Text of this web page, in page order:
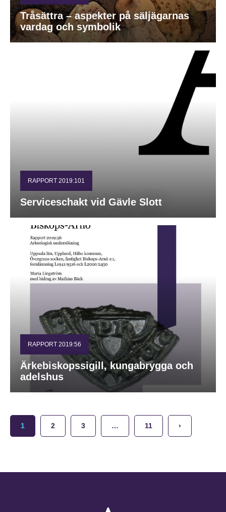
Tråsättra – aspekter på säljägarnas
vardag och symbolik
RAPPORT 2019:101
Serviceschakt vid Gävle Slott
RAPPORT 2019:56
Ärkebiskopssigill, kungabrygga och
adelshus
1 2 3 … 11 ›